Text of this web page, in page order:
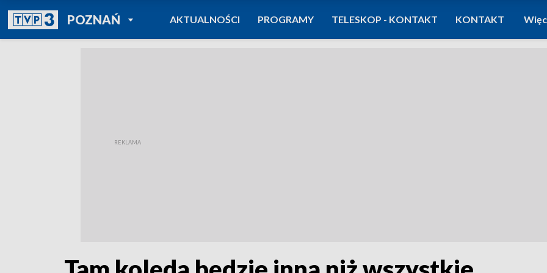
POZNAŃPOWRÓT DO
TVP REGIONY
AKTUALNOŚCI PROGRAMY TELESKOP - KONTAKT KONTAKT